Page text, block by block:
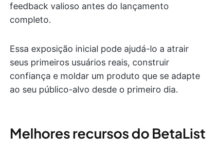
feedback valioso antes do lançamento
completo.
Essa exposição inicial pode ajudá-lo a atrair
seus primeiros usuários reais, construir
confiança e moldar um produto que se adapte
ao seu público-alvo desde o primeiro dia.
Melhores recursos do BetaList